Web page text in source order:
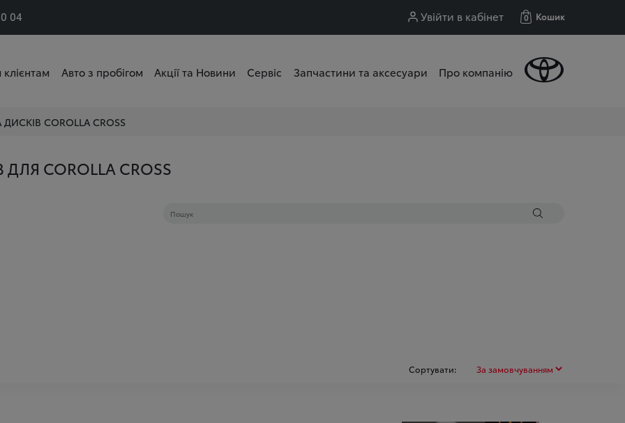
04 Увійти в кабінет 0 Кошик
Авто з пробігом Акції та Новини Сервіс Запчастини та аксесуари Про компанію
COROLLA CROSS
COROLLA CROSS
Сортувати: